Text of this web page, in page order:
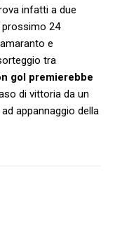
infatti a due
prossimo 24
e
tra
gol premierebbe
di vittoria da un
appannaggio della